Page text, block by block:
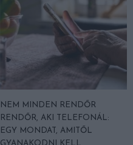
NEM MINDEN RENDŐR
RENDŐR, AKI TELEFONÁL:
EGY MONDAT, AMITŐL
GYANAKODNI KELL